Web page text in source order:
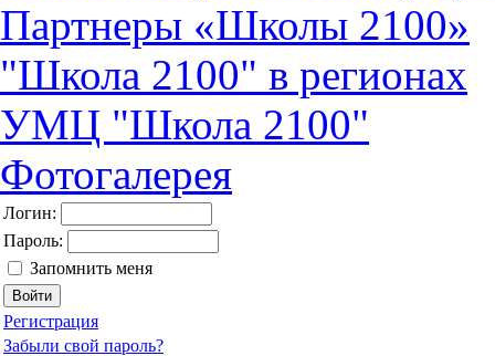
Партнеры «Школы 2100»
"Школа 2100" в регионах
УМЦ "Школа 2100"
Фотогалерея
Логин:
Пароль:
Запомнить меня
Регистрация
Забыли свой пароль?